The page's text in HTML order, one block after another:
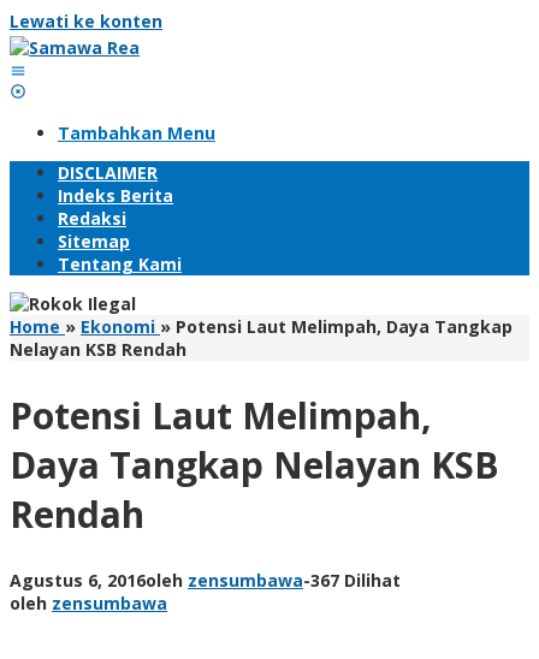
Lewati ke konten
Tambahkan Menu
DISCLAIMER
Indeks Berita
Redaksi
Sitemap
Tentang Kami
Home » Ekonomi » Potensi Laut Melimpah, Daya Tangkap
Nelayan KSB Rendah
Potensi Laut Melimpah,
Daya Tangkap Nelayan KSB
Rendah
Agustus 6, 2016oleh zensumbawa-367 Dilihat
oleh zensumbawa